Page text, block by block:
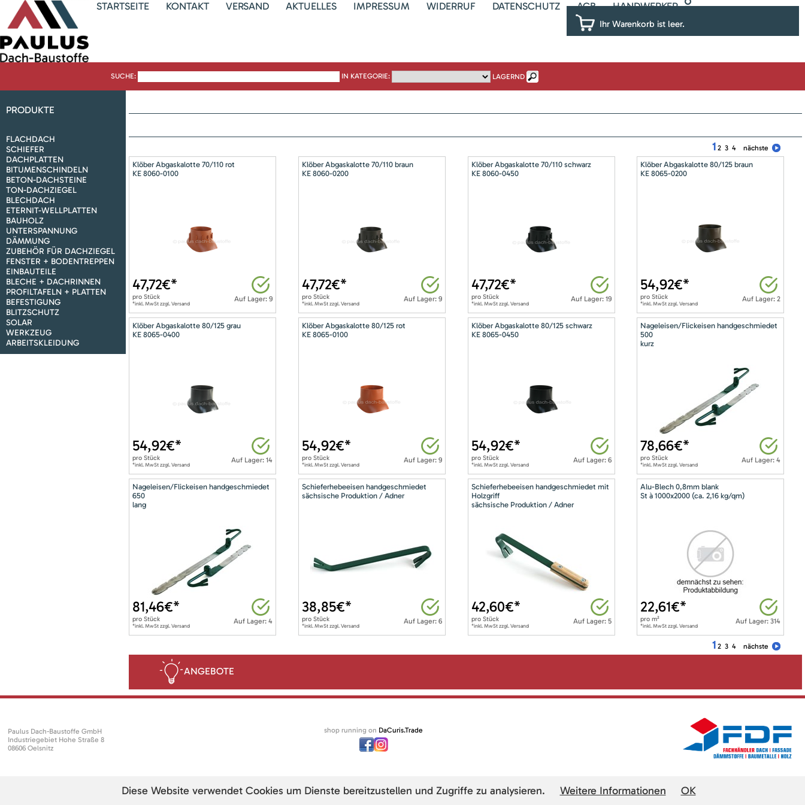
STARTSEITE KONTAKT VERSAND AKTUELLES IMPRESSUM WIDERRUF DATENSCHUTZ AGB HANDWERKER
Ihr Warenkorb ist leer.
SUCHE: IN KATEGORIE: LAGERND
PRODUKTE
FLACHDACH
SCHIEFER
DACHPLATTEN
BITUMENSCHINDELN
BETON-DACHSTEINE
TON-DACHZIEGEL
BLECHDACH
ETERNIT-WELLPLATTEN
BAUHOLZ
UNTERSPANNUNG
DÄMMUNG
ZUBEHÖR FÜR DACHZIEGEL
FENSTER + BODENTREPPEN
EINBAUTEILE
BLECHE + DACHRINNEN
PROFILTAFELN + PLATTEN
BEFESTIGUNG
BLITZSCHUTZ
SOLAR
WERKZEUG
ARBEITSKLEIDUNG
1 2 3 4 nächste
Klöber Abgaskalotte 70/110 rot
KE 8060-0100
Auf Lager: 9
47,72€*
pro Stück
*inkl. MwSt zzgl. Versand
Klöber Abgaskalotte 70/110 braun
KE 8060-0200
Auf Lager: 9
47,72€*
pro Stück
*inkl. MwSt zzgl. Versand
Klöber Abgaskalotte 70/110 schwarz
KE 8060-0450
Auf Lager: 19
47,72€*
pro Stück
*inkl. MwSt zzgl. Versand
Klöber Abgaskalotte 80/125 braun
KE 8065-0200
Auf Lager: 2
54,92€*
proStück
*inkl. MwSt zzgl. Versand
Klöber Abgaskalotte 80/125 grau
KE 8065-0400
Auf Lager: 14
54,92€*
pro Stück
*inkl. MwSt zzgl. Versand
Klöber Abgaskalotte 80/125 rot
KE 8065-0100
Auf Lager: 9
54,92€*
pro Stück
*inkl. MwSt zzgl. Versand
Klöber Abgaskalotte 80/125 schwarz
KE 8065-0450
Auf Lager: 6
54,92€*
pro Stück
*inkl. MwSt zzgl. Versand
Nageleisen/Flickeisen handgeschmiedet
500
kurz
Auf Lager: 4
78,66€*
proStück
*inkl. MwSt zzgl. Versand
Nageleisen/Flickeisen handgeschmiedet
650
lang
Auf Lager: 4
81,46€*
pro Stück
*inkl. MwSt zzgl. Versand
Schieferhebeeisen handgeschmiedet
sächsische Produktion / Adner
Auf Lager: 6
38,85€*
pro Stück
*inkl. MwSt zzgl. Versand
Schieferhebeeisen handgeschmiedet mit
Holzgriff
sächsische Produktion / Adner
Auf Lager: 5
42,60€*
pro Stück
*inkl. MwSt zzgl. Versand
Alu-Blech 0,8mm blank
St à 1000x2000 (ca. 2,16 kg/qm)
Auf Lager: 314
22,61€*
prom²
*inkl. MwSt zzgl. Versand
1 2 3 4 nächste
ANGEBOTE
Paulus Dach-Baustoffe GmbH
Industriegebiet Hohe Straße 8
08606 Oelsnitz
shop running on DaCuris.Trade
Diese Website verwendet Cookies um Dienste bereitzustellen und Zugriffe zu analysieren. Weitere Informationen OK